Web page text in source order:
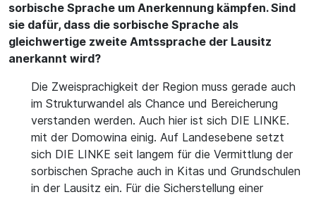
sorbische Sprache um Anerkennung kämpfen. Sind
sie dafür, dass die sorbische Sprache als
gleichwertige zweite Amtssprache der Lausitz
anerkannt wird?
Die Zweisprachigkeit der Region muss gerade auch
im Strukturwandel als Chance und Bereicherung
verstanden werden. Auch hier ist sich DIE LINKE.
mit der Domowina einig. Auf Landesebene setzt
sich DIE LINKE seit langem für die Vermittlung der
sorbischen Sprache auch in Kitas und Grundschulen
in der Lausitz ein. Für die Sicherstellung einer